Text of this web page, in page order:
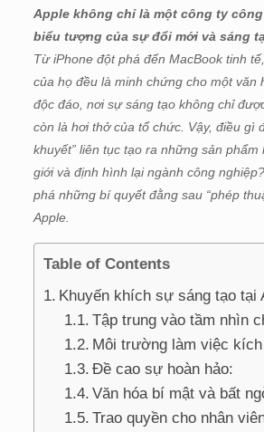
Apple không chỉ là một công ty
biểu tượng của sự đổi mới và sáng
Từ iPhone đột phá đến MacBook tinh
của họ đều là minh chứng cho một văn
độc đáo, nơi sự sáng tạo không chỉ
còn là hơi thở của tổ chức. Vậy, điều gì
khuyết” liên tục tạo ra những sản phẩm
giới và định hình lại ngành công
phá những bí quyết đằng sau “phép
Apple.
Table of Contents
Khuyến khích sự sáng tạo tại
Tập trung vào tầm nhìn
Môi trường làm việc
Đề cao sự hoàn hảo:
Văn hóa bí mật và bất
Trao quyền cho nhân